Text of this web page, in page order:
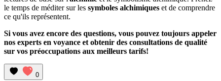
le temps de méditer sur les symboles alchimiques et de comprendre
ce qu'ils représentent.
Si vous avez encore des questions, vous pouvez toujours appeler
nos experts en voyance et obtenir des consultations de qualité
sur vos préoccupations aux meilleurs tarifs!
0